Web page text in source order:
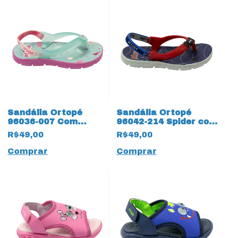
Sandália Ortopé
96036-007 Com
elásticos 14107 Azul
Bebê
R$49,00
Comprar
Sandália Ortopé
96042-214 Spider com
elásticos 14106
Marinho/Vermelho
R$49,00
Comprar